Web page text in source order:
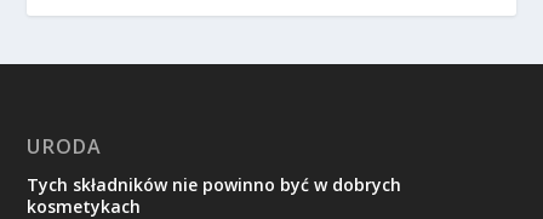
URODA
Tych składników nie powinno być w dobrych
kosmetykach